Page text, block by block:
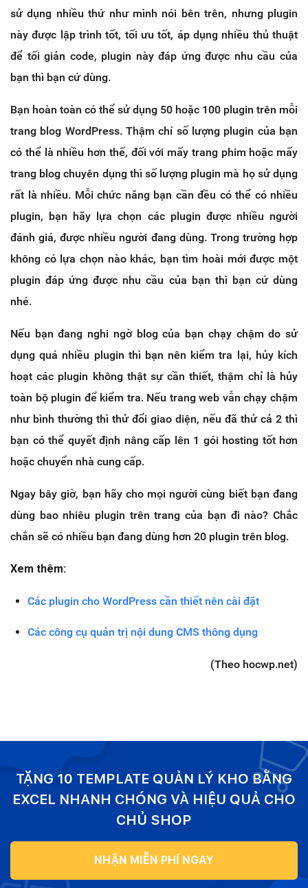
sử dụng nhiều thứ như mình nói bên trên, nhưng plugin
này được lập trình tốt, tối ưu tốt, áp dụng nhiều thủ thuật
để tối giản code, plugin này đáp ứng được nhu cầu của
bạn thì bạn cứ dùng.
Bạn hoàn toàn có thể sử dụng 50 hoặc 100 plugin trên mỗi
trang blog WordPress. Thậm chí số lượng plugin của bạn
có thể là nhiều hơn thế, đối với mấy trang phim hoặc mấy
trang blog chuyên dụng thì số lượng plugin mà họ sử dụng
rất là nhiều. Mỗi chức năng bạn cần đều có thể có nhiều
plugin, bạn hãy lựa chọn các plugin được nhiều người
đánh giá, được nhiều người đang dùng. Trong trường hợp
không có lựa chọn nào khác, bạn tìm hoài mới được một
plugin đáp ứng được nhu cầu của bạn thì bạn cứ dùng
nhé.
Nếu bạn đang nghi ngờ blog của bạn chạy chậm do sử
dụng quá nhiều plugin thì bạn nên kiểm tra lại, hủy kích
hoạt các plugin không thật sự cần thiết, thậm chỉ là hủy
toàn bộ plugin để kiểm tra. Nếu trang web vẫn chạy chậm
như bình thường thì thử đổi giao diện, nếu đã thử cả 2 thì
bạn có thể quyết định nâng cấp lên 1 gói hosting tốt hơn
hoặc chuyển nhà cung cấp.
Ngay bây giờ, bạn hãy cho mọi người cùng biết bạn đang
dùng bao nhiêu plugin trên trang của bạn đi nào? Chắc
chắn sẽ có nhiều bạn đang dùng hơn 20 plugin trên blog.
Xem thêm:
Các plugin cho WordPress cần thiết nên cài đặt
Các công cụ quản trị nội dung CMS thông dụng
(Theo hocwp.net)
TẶNG 10 TEMPLATE QUẢN LÝ KHO BẰNG
EXCEL NHANH CHÓNG VÀ HIỆU QUẢ CHO
CHỦ SHOP
NHẬN MIỄN PHÍ NGAY